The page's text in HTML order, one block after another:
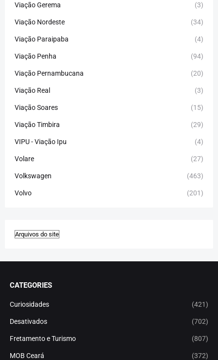
Viação Gerema (3)
Viação Nordeste (34)
Viação Paraipaba (4)
Viação Penha (94)
Viação Pernambucana (20)
Viação Real (3)
Viação Soares (15)
Viação Timbira (29)
VIPU - Viação Ipu (4)
Volare (27)
Volkswagen (463)
Volvo (201)
CATEGORIES
Curiosidades (421)
Desativados (702)
Fretamento e Turismo (807)
MOB Ceará (372)